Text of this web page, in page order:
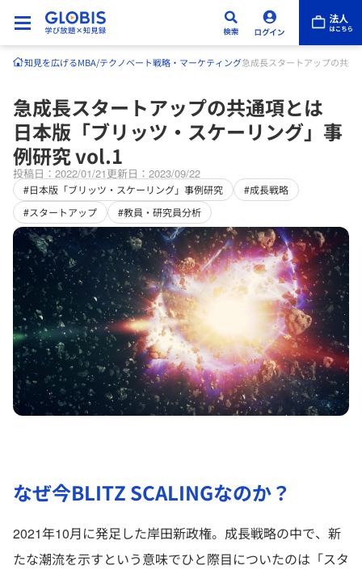
知見を広げるMBA/テクノベート戦略・マーケティング急成長スタートアップの共
急成長スタートアップの共通項とは
日本版「ブリッツ・スケーリング」事
例研究 vol.1
投稿日：2022/01/21更新日：2023/09/22
#日本版「ブリッツ・スケーリング」事例研究
#成長戦略
#スタートアップ
#教員・研究員分析
なぜ今BLITZ SCALINGなのか？
2021年10月に発足した岸田新政権。成長戦略の中で、新
たな潮流を示すという意味でひと際目についたのは「スタ